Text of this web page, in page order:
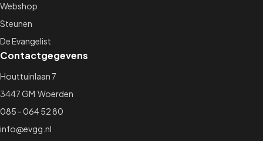
Webshop
Steunen
De Evangelist
Contactgegevens
Houttuinlaan 7
3447 GM Woerden
085 - 064 52 80
info@evgg.nl